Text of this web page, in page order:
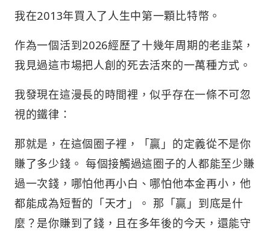
我在2013年買入了人生中第一顆比特幣。
作為一個活到2026經歷了十幾年周期的老韭菜，
我見過這市場把人創的死去活來的一萬種方式。
我發現在這漫長的時間裡，似乎存在一條不可忽
視的鐵律：
那就是，在這個圈子裡，「贏」的定義從不是你
賺了多少錢。 每個接觸過這圈子的人都能至少賺
過一次錢，哪怕他再小白、哪怕他本金再小，他
都能成為短暫的「天才」。 那「贏」到底是什
麼？是你賺到了錢，且在多年後的今天，還能守